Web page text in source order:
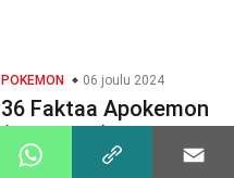
POKEMON 06 joulu 2024
36 Faktaa Apokemon
(Pokémon)